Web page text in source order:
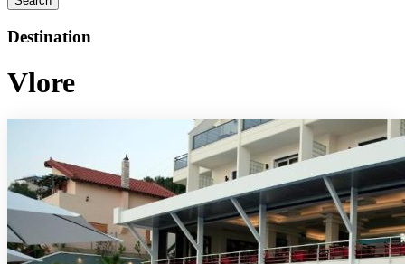
Destination
Vlore